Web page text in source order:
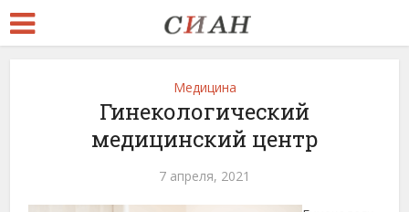
Медицина
Гинекологический
медицинский центр
7 апреля, 2021